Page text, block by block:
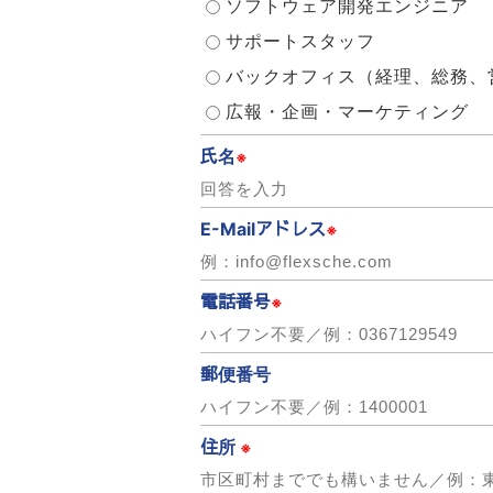
ソフトウェア開発エンジニア
サポートスタッフ
バックオフィス（経理、総務、
広報・企画・マーケティング
氏名※
E-Mailアドレス※
電話番号※
郵便番号
住所 ※